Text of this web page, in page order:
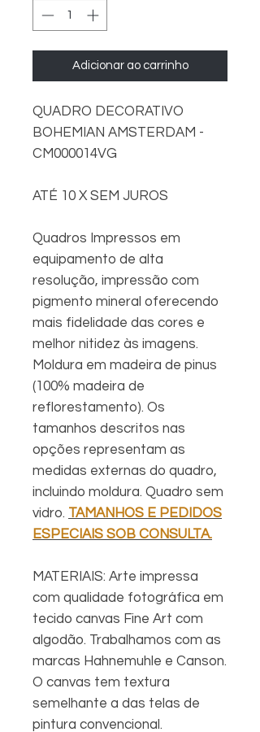
Adicionar ao carrinho
QUADRO DECORATIVO
BOHEMIAN AMSTERDAM -
CM000014VG
ATÉ 10 X SEM JUROS
Quadros Impressos em
equipamento de alta
resolução, impressão com
pigmento mineral oferecendo
mais fidelidade das cores e
melhor nitidez às imagens.
Moldura em madeira de pinus
(100% madeira de
reflorestamento). Os
tamanhos descritos nas
opções representam as
medidas externas do quadro,
incluindo moldura. Quadro sem
vidro. TAMANHOS E PEDIDOS
ESPECIAIS SOB CONSULTA.
MATERIAIS: Arte impressa
com qualidade fotográfica em
tecido canvas Fine Art com
algodão. Trabalhamos com as
marcas Hahnemuhle e Canson.
O canvas tem textura
semelhante a das telas de
pintura convencional.